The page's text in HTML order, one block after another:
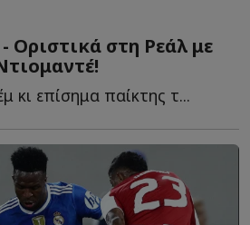
Οριστικά στη Ρεάλ με
κι επίσημα παίκτης τ...